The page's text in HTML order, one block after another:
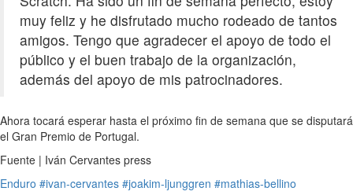
muy feliz y he disfrutado mucho rodeado de tantos
amigos. Tengo que agradecer el apoyo de todo el
público y el buen trabajo de la organización,
además del apoyo de mis patrocinadores.
Ahora tocará esperar hasta el próximo fin de semana que se disputará
el Gran Premio de Portugal.
Fuente | Iván Cervantes press
Enduro #ivan-cervantes #joakim-ljunggren #mathias-bellino